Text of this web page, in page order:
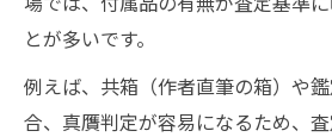
とが多いです。
例えば、共箱（作者直筆の箱）や
合、真贋判定が容易になるため、